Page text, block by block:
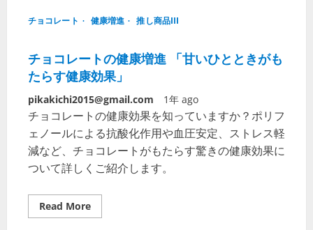
チョコレート 健康増進 推し商品III
チョコレートの健康増進 「甘いひとときがも
たらす健康効果」
pikakichi2015@gmail.com 1年 ago
チョコレートの健康効果を知っていますか？ポリフ
ェノールによる抗酸化作用や血圧安定、ストレス軽
減など、チョコレートがもたらす驚きの健康効果に
ついて詳しくご紹介します。
Read More